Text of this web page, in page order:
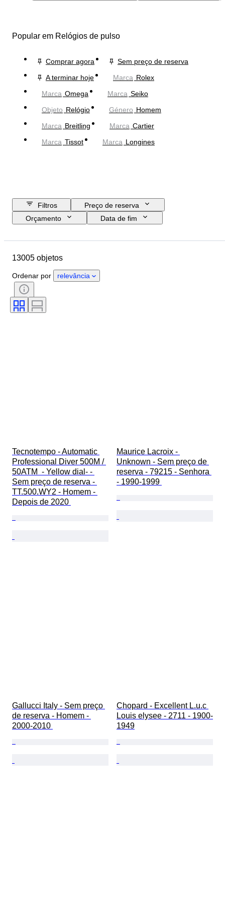
Popular em Relógios de pulso
Comprar agora
Sem preço de reserva
A terminar hoje
Marca Rolex
Marca Omega Marca Seiko
Objeto Relógio Género Homem
Marca Breitling Marca Cartier
Marca Tissot Marca Longines
Filtros
Preço de reserva
Orçamento
Data de fim
Comprimento da bracelete do relógio
País de origem
Material
Género
Período
Edição
13005 objetos
Ordenar por relevância
Tecnotempo - Automatic
Professional Diver 500M /
50ATM  - Yellow dial- -
Sem preço de reserva -
TT.500.WY2 - Homem -
Depois de 2020
Maurice Lacroix -
Unknown - Sem preço de
reserva - 79215 - Senhora
- 1990-1999
Gallucci Italy - Sem preço
de reserva - Homem -
2000-2010
Chopard - Excellent L.u.c
Louis elysee - 2711 - 1900-
1949